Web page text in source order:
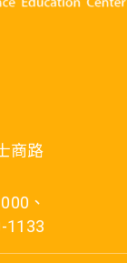
商路
、
1133